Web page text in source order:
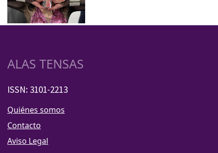
ALAS TENSAS
ISSN: 3101-2213
Quiénes somos
Contacto
Aviso Legal